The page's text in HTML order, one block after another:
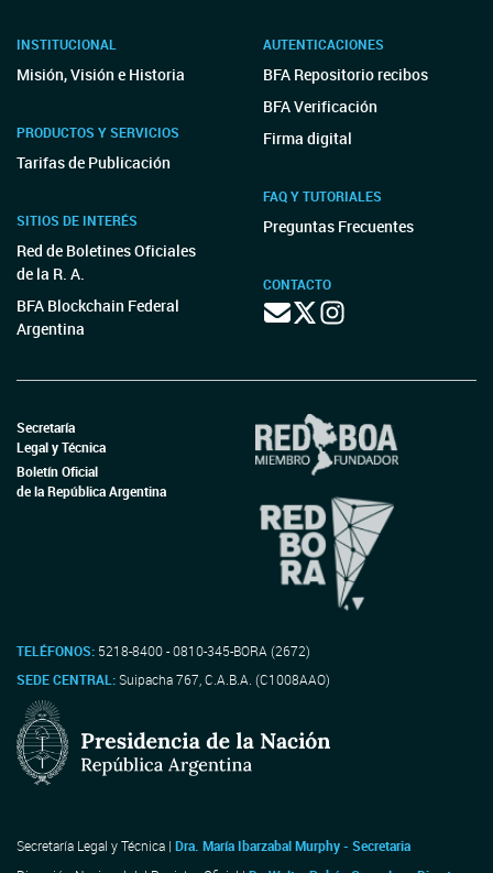
INSTITUCIONAL
Misión, Visión e Historia
PRODUCTOS Y SERVICIOS
Tarifas de Publicación
SITIOS DE INTERÉS
Red de Boletines Oficiales
de la R. A.
BFA Blockchain Federal
Argentina
AUTENTICACIONES
BFA Repositorio recibos
BFA Verificación
Firma digital
FAQ Y TUTORIALES
Preguntas Frecuentes
CONTACTO
Secretaría
Legal y Técnica
Boletín Oficial
de la República Argentina
TELÉFONOS: 5218-8400 - 0810-345-BORA (2672)
SEDE CENTRAL:Suipacha 767, C.A.B.A. (C1008AAO)
Secretaría Legal y Técnica | Dra. María Ibarzabal Murphy - Secretaria